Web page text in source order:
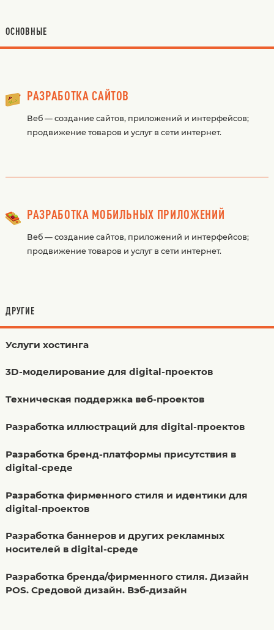
ОСНОВНЫЕ
РАЗРАБОТКА САЙТОВ
Веб — создание сайтов, приложений и интерфейсов;
продвижение товаров и услуг в сети интернет.
РАЗРАБОТКА МОБИЛЬНЫХ ПРИЛОЖЕНИЙ
Веб — создание сайтов, приложений и интерфейсов;
продвижение товаров и услуг в сети интернет.
ДРУГИЕ
Услуги хостинга
3D-моделирование для digital-проектов
Техническая поддержка веб-проектов
Разработка иллюстраций для digital-проектов
Разработка бренд-платформы присутствия в
digital-среде
Разработка фирменного стиля и идентики для
digital-проектов
Разработка баннеров и других рекламных
носителей в digital-среде
Разработка бренда/фирменного стиля. Дизайн
POS. Средовой дизайн. Вэб-дизайн